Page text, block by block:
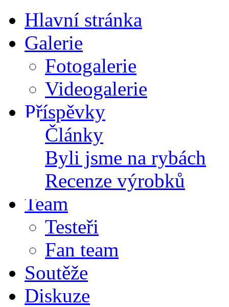
Hlavní stránka
Galerie
Fotogalerie
Videogalerie
Příspěvky
Články
Byli jsme na rybách
Recenze výrobků
Team
Testeři
Fan team
Soutěže
Diskuze